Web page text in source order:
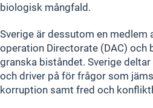
biologisk mångfald.
Sverige är dessutom en medlem
operation Directorate (DAC) och
granska biståndet. Sverige
och driver på för frågor som
korruption samt fred och